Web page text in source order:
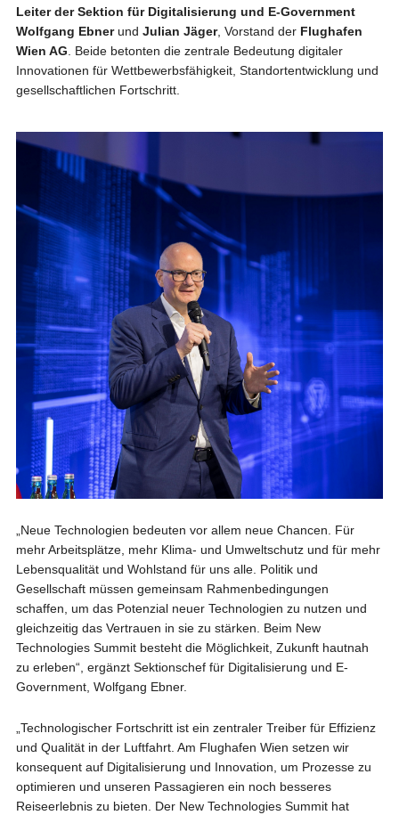
Leiter der Sektion für Digitalisierung und E-Government
Wolfgang Ebnerund Julian Jäger, Vorstand der Flughafen
Wien AG . Beide betonten die zentrale Bedeutung digitaler
Innovationen für Wettbewerbsfähigkeit, Standortentwicklung und
gesellschaftlichen Fortschritt.
„Neue Technologien bedeuten vor allem neue Chancen. Für
mehr Arbeitsplätze, mehr Klima- und Umweltschutz und für mehr
Lebensqualität und Wohlstand für uns alle. Politik und
Gesellschaft müssen gemeinsam Rahmenbedingungen
schaffen, um das Potenzial neuer Technologien zu nutzen und
gleichzeitig das Vertrauen in sie zu stärken. Beim New
Technologies Summit besteht die Möglichkeit, Zukunft hautnah
zu erleben“, ergänzt Sektionschef für Digitalisierung und E-
Government, Wolfgang Ebner.
„Technologischer Fortschritt ist ein zentraler Treiber für Effizienz
und Qualität in der Luftfahrt. Am Flughafen Wien setzen wir
konsequent auf Digitalisierung und Innovation, um Prozesse zu
optimieren und unseren Passagieren ein noch besseres
Reiseerlebnis zu bieten. Der New Technologies Summit hat